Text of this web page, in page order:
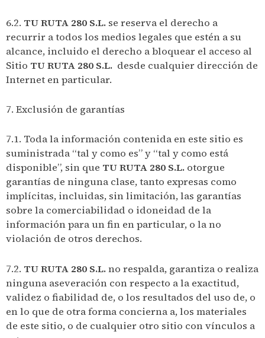
6.2. TU RUTA 280 S.L. se reserva el derecho a
recurrir a todos los medios legales que estén a su
alcance, incluido el derecho a bloquear el acceso al
Sitio TU RUTA 280 S.L. desde cualquier dirección de
Internet en particular.
7. Exclusión de garantías
7.1. Toda la información contenida en este sitio es
suministrada “tal y como es” y “tal y como está
disponible”, sin que TU RUTA 280 S.L. otorgue
garantías de ninguna clase, tanto expresas como
implícitas, incluidas, sin limitación, las garantías
sobre la comerciabilidad o idoneidad de la
información para un fin en particular, o la no
violación de otros derechos.
7.2. TU RUTA 280 S.L.no respalda, garantiza o realiza
ninguna aseveración con respecto a la exactitud,
validez o fiabilidad de, o los resultados del uso de, o
en lo que de otra forma concierna a, los materiales
de este sitio, o de cualquier otro sitio con vínculos a